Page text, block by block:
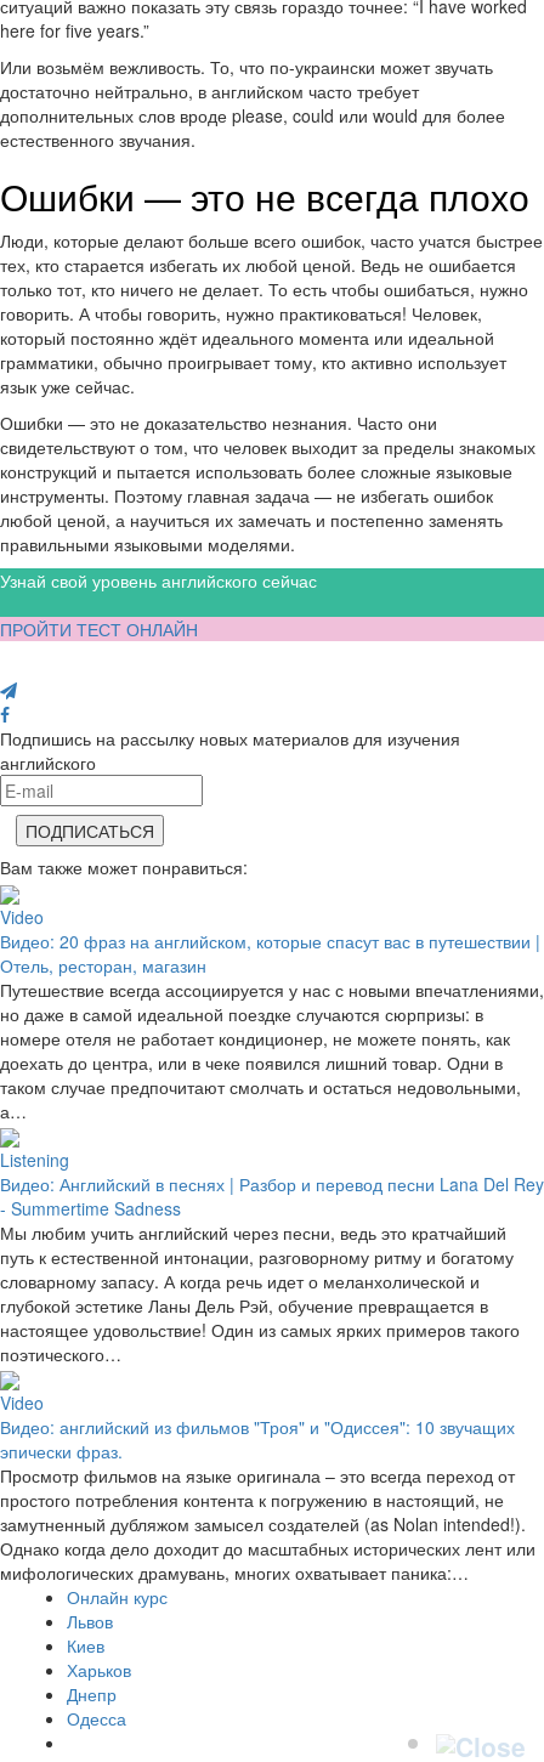
ситуаций важно показать эту связь гораздо точнее: “I have worked
here for five years.”
Или возьмём вежливость. То, что по-украински может звучать
достаточно нейтрально, в английском часто требует
дополнительных слов вроде please, could или would для более
естественного звучания.
Ошибки — это не всегда плохо
Люди, которые делают больше всего ошибок, часто учатся быстрее
тех, кто старается избегать их любой ценой. Ведь не ошибается
только тот, кто ничего не делает. То есть чтобы ошибаться, нужно
говорить. А чтобы говорить, нужно практиковаться! Человек,
который постоянно ждёт идеального момента или идеальной
грамматики, обычно проигрывает тому, кто активно использует
язык уже сейчас.
Ошибки — это не доказательство незнания. Часто они
свидетельствуют о том, что человек выходит за пределы знакомых
конструкций и пытается использовать более сложные языковые
инструменты. Поэтому главная задача — не избегать ошибок
любой ценой, а научиться их замечать и постепенно заменять
правильными языковыми моделями.
Узнай свой уровень английского сейчас
ПРОЙТИ ТЕСТ ОНЛАЙН
Подпишись на рассылку новых материалов для изучения
английского
Вам также может понравиться:
Video
Видео: 20 фраз на английском, которые спасут вас в путешествии |
Отель, ресторан, магазин
Путешествие всегда ассоциируется у нас с новыми впечатлениями,
но даже в самой идеальной поездке случаются сюрпризы: в
номере отеля не работает кондиционер, не можете понять, как
доехать до центра, или в чеке появился лишний товар. Одни в
таком случае предпочитают смолчать и остаться недовольными,
а…
Listening
Видео: Английский в песнях | Разбор и перевод песни Lana Del Rey
- Summertime Sadness
Мы любим учить английский через песни, ведь это кратчайший
путь к естественной интонации, разговорному ритму и богатому
словарному запасу. А когда речь идет о меланхолической и
глубокой эстетике Ланы Дель Рэй, обучение превращается в
настоящее удовольствие! Один из самых ярких примеров такого
поэтического…
Video
Видео: английский из фильмов "Троя" и "Одиссея": 10 звучащих
эпически фраз.
Просмотр фильмов на языке оригинала – это всегда переход от
простого потребления контента к погружению в настоящий, не
замутненный дубляжом замысел создателей (as Nolan intended!).
Однако когда дело доходит до масштабных исторических лент или
мифологических драмувань, многих охватывает паника:…
Онлайн курс
Львов
Киев
Харьков
Днепр
Одесса